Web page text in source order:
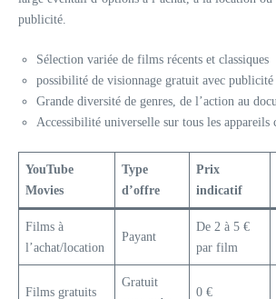
publicité.
Sélection variée de films récents et classiques
possibilité de visionnage gratuit avec publicité
Grande diversité de genres, de l’action au
Accessibilité universelle sur tous les appareils
YouTube
Movies
Type
d’offre
Prix
indicatif
Films à
l’achat/location
Payant
De 2 à 5 €
par film
Films gratuits
Gratuit
0 €